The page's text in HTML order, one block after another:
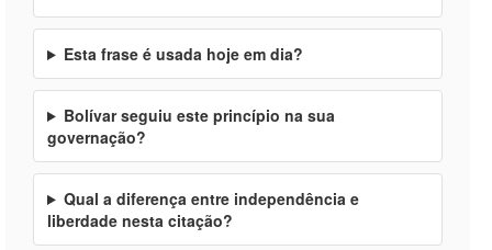
Esta frase é usada hoje em dia?
Bolívar seguiu este princípio na sua
governação?
Qual a diferença entre independência e
liberdade nesta citação?